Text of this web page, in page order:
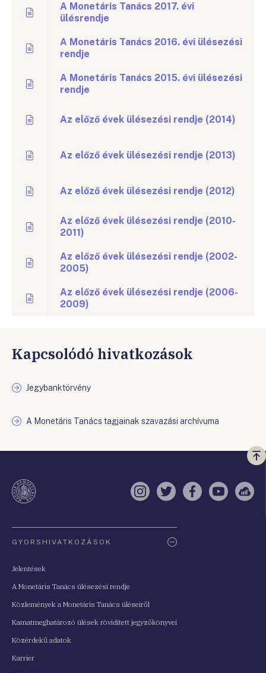
A Monetáris Tanács 2017. évi
ülésrendje
A Monetáris Tanács 2016. évi ülésezési
rendje
A Monetáris Tanács 2015. évi ülésezési
rendje
Az előző évek ülésezési rendje (2014)
Az előző évek ülésezési rendje (2013)
Az előző évek ülésezési rendje (2012)
Az előző évek ülésezési rendje (2010-
2011)
Az előző évek ülésezési rendje (2002-
2005)
Az előző évek ülésezési rendje (2006-
2009)
Kapcsolódó hivatkozások
Jegybanktörvény
A Monetáris Tanács tagjainak szavazási archívuma
a
Instagram
TwitterFacebook
YouTube
GYORSHIVATKOZÁSOK
Jelentések
A Monetáris Tanács ülésezési rendje
Közlemények a Monetáris Tanács üléseiről
Kamatmeghatározó ülések rövidített jegyzőkönyvei
Közérdekű adatok
Karrier